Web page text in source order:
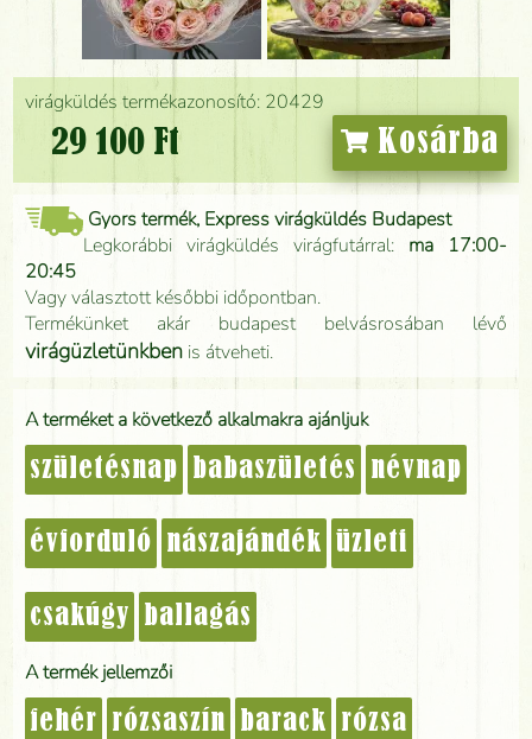
virágküldés termékazonosító: 20429
29 100 Ft Kosárba
Gyors termék, Express virágküldés Budapest
Legkorábbi virágküldés virágfutárral: ma 17:00-
20:45
Vagy választott későbbi időpontban.
Termékünket akár budapest belvásrosában lévő
virágüzletünkben is átveheti.
A terméket a következő alkalmakra ajánljuk
születésnap babaszületés névnap
évforduló nászajándék üzleti
csakúgy ballagás
A termék jellemzői
fehér rózsaszín barack rózsa